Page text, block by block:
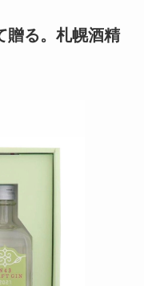
贈る。札幌酒精